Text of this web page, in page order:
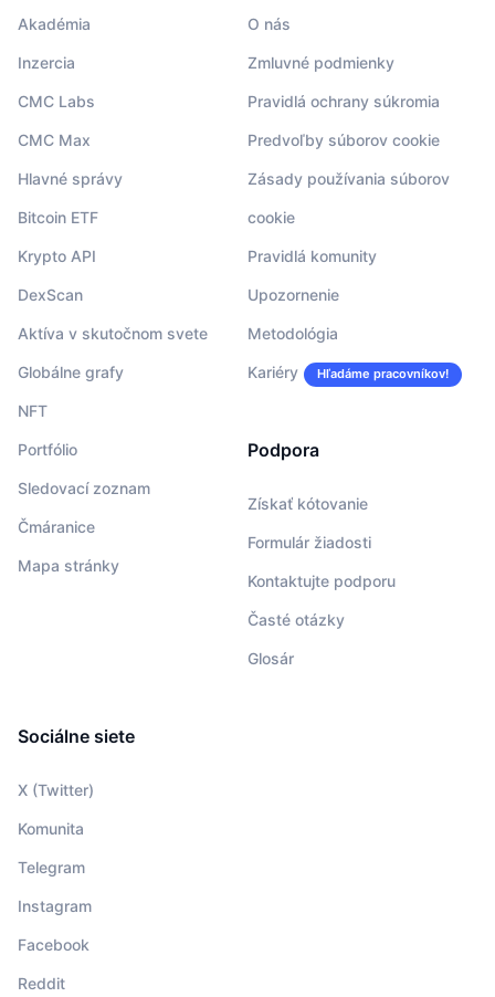
Akadémia
Inzercia
CMC Labs
CMC Max
Hlavné správy
Bitcoin ETF
Krypto API
DexScan
Aktíva v skutočnom svete
Globálne grafy
NFT
Portfólio
Sledovací zoznam
Čmáranice
Mapa stránky
O nás
Zmluvné podmienky
Pravidlá ochrany súkromia
Predvoľby súborov cookie
Zásady používania súborov
cookie
Pravidlá komunity
Upozornenie
Metodológia
Kariéry Hľadáme pracovníkov!
Podpora
Získať kótovanie
Formulár žiadosti
Kontaktujte podporu
Časté otázky
Glosár
Sociálne siete
X (Twitter)
Komunita
Telegram
Instagram
Facebook
Reddit